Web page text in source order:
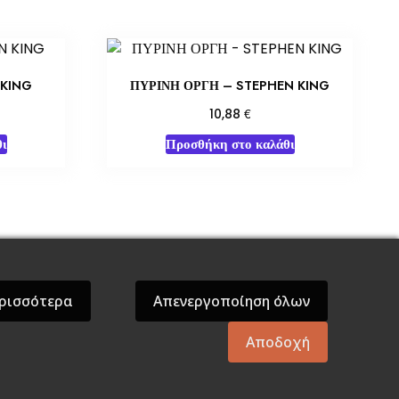
ΠΥΡΙΝΗ ΟΡΓΗ – STEPHEN KING
10,88 €
Προσθήκη στο καλάθι
Βάρδος Gift Boxes Σε Προσφορά
Απενεργοποίηση όλων
Αποδοχή